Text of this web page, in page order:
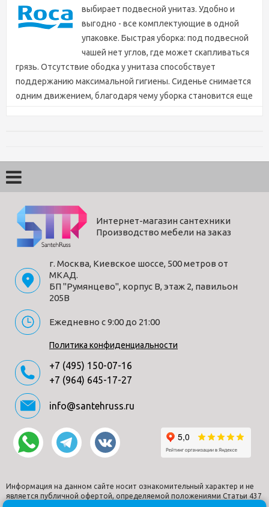
выбирает подвесной унитаз. Удобно и
выгодно - все комплектующие в одной
упаковке. Быстрая уборка: под подвесной
чашей нет углов, где может скапливаться
грязь. Отсутствие ободка у унитаза способствует
поддержанию максимальной гигиены. Сиденье снимается
одним движением, благодаря чему уборка становится еще
Характеристики
Длина (мм)
540
Бренд
Roca
Ширина (мм)
Высота (мм)
1125
Материал
фарфор
Форма
Страна
производитель
Тип монтажа
подвесной
Round подвесной унитаз Rimless, сиденье с
функцией мягкого закрывания
Способы получения товара:
метров от МКАД. БП "Румянцево", корпус В, этаж 2,
павильон 205В
Интернет-магазин сантехники
Производство мебели на заказ
г. Москва, Киевское шоссе, 500 метров от
МКАД.
БП "Румянцево", корпус В, этаж 2, павильон
205В
Ежедневно с 9:00 до 21:00
Политика конфиденциальности
+7 (495) 150-07-16
+7 (964) 645-17-27
info@santehruss.ru
Информация на данном сайте носит ознакомительный характер и не
является публичной офертой, определяемой положениями Статьи 437